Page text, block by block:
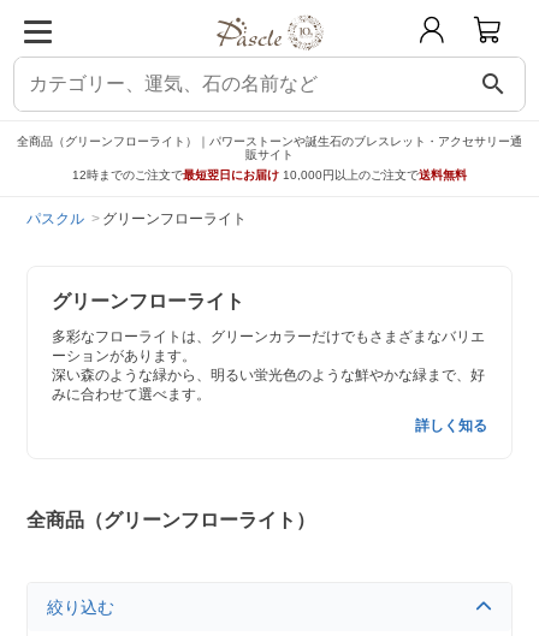
search
全商品（グリーンフローライト）｜パワーストーンや誕生石のブレスレット・アクセサリー通
販サイト
12時までのご注文で最短翌日にお届け 10,000円以上のご注文で送料無料
パスクル グリーンフローライト
グリーンフローライト
多彩なフローライトは、グリーンカラーだけでもさまざまなバリエ
ーションがあります。
深い森のような緑から、明るい蛍光色のような鮮やかな緑まで、好
みに合わせて選べます。
詳しく知る
全商品（グリーンフローライト）
絞り込む